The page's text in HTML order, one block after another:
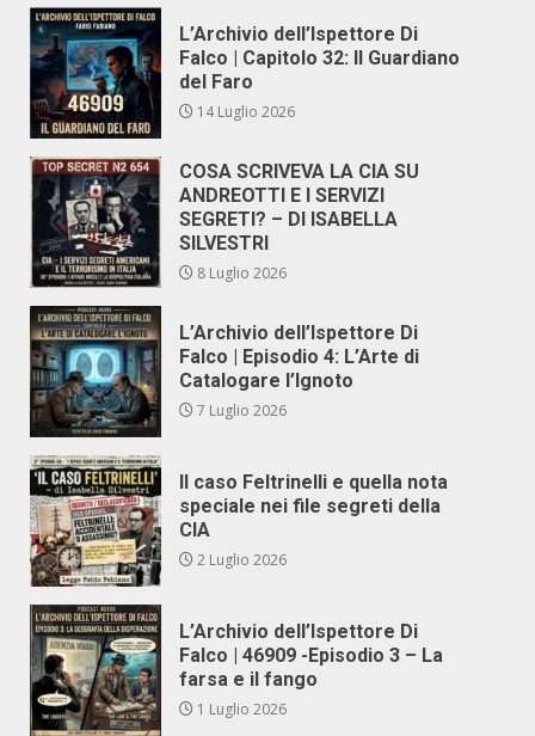
L’Archivio dell’Ispettore Di
Falco | Capitolo 32: Il Guardiano
del Faro
14 Luglio 2026
COSA SCRIVEVA LA CIA SU
ANDREOTTI E I SERVIZI
SEGRETI? – DI ISABELLA
SILVESTRI
8 Luglio 2026
L’Archivio dell’Ispettore Di
Falco | Episodio 4: L’Arte di
Catalogare l’Ignoto
7 Luglio 2026
Il caso Feltrinelli e quella nota
speciale nei file segreti della
CIA
2 Luglio 2026
L’Archivio dell’Ispettore Di
Falco | 46909 -Episodio 3 – La
farsa e il fango
1 Luglio 2026